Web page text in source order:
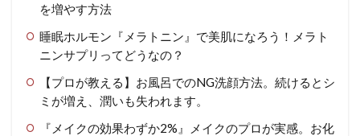
を増やす方法
睡眠ホルモン『メラトニン』で美肌になろう！メラト
ニンサプリってどうなの？
【プロが教える】お風呂でのNG洗顔方法。続けるとシ
ミが増え、潤いも失われます。
『メイクの効果わずか2%』メイクのプロが実感。お化